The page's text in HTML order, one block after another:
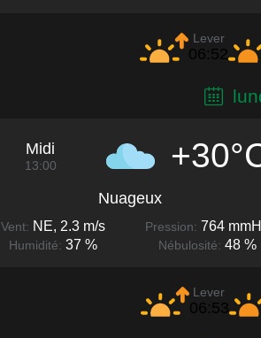
Lever
06:52
Midi
13:00
Nuageux
Vent: NE, 2.3 m/s Pression: 764
Humidité: 37 % Nébulosité: 48 %
Lever
06:53